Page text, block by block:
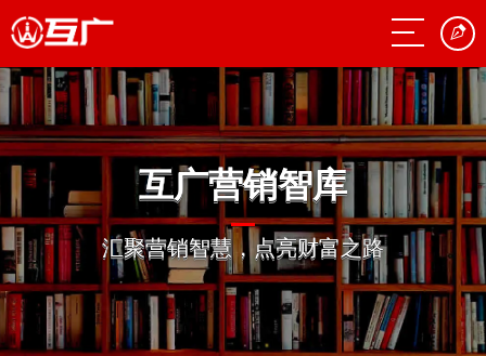
互广营销智库
汇聚营销智慧，点亮财富之路